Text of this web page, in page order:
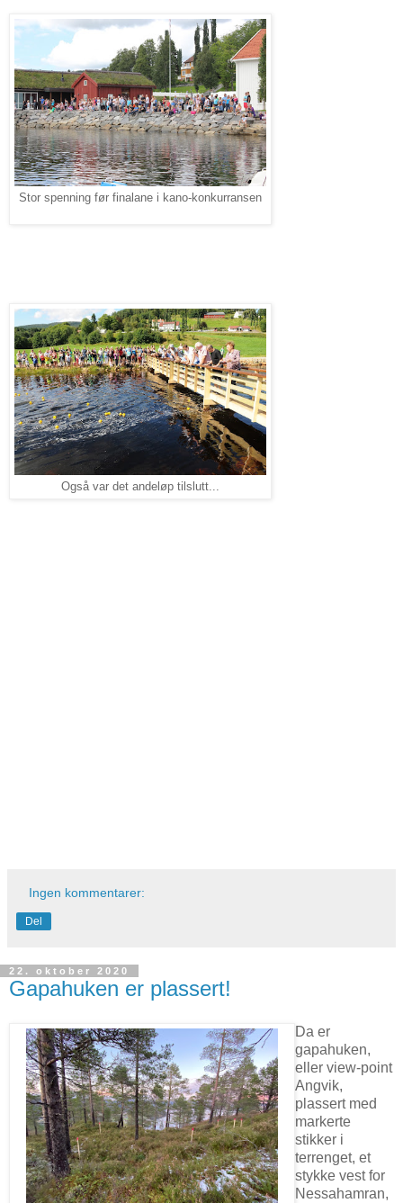
Stor spenning før finalane i kano-konkurransen
Også var det andeløp tilslutt...
Ingen kommentarer:
Del
22. oktober 2020
Gapahuken er plassert!
Da er
gapahuken,
eller view-point
Angvik,
plassert med
markerte
stikker i
terrenget, et
stykke vest for
Nessahamran,